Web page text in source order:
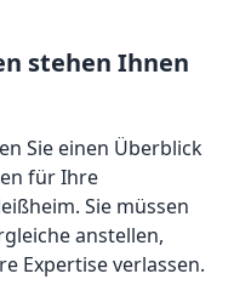
stehen Ihnen
Sie einen Überblick
für Ihre
Sie müssen
anstellen,
Expertise verlassen.